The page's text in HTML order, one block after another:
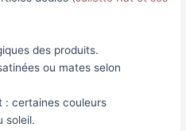
des produits.
ou mates selon
: certaines couleurs
soleil.